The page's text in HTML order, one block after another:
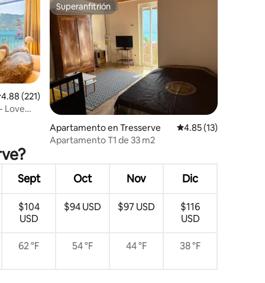
promedio: 4.88 de 5, 221 reseñas
4.88 (221)
Love
Superanfitrión
Superanfitrión
Apartamento en Tresserve Calificación
4.85 (13)
Apartamento T1 de 33 m2
Sept Oct Nov Dic
$104
USD
$94 USD $97 USD
$116
USD
62 °F 54 °F 44 °F 38 °F